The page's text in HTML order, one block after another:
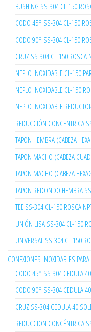
BUSHING SS-304 CL-150
CODO 45° SS-304 CL-150
CODO 90° SS-304 CL-150
CRUZ SS-304 CL-150 ROSCA
NEPLO INOXIDABLE CL-150
NEPLO INOXIDABLE CL-150
NEPLO INOXIDABLE
REDUCCIÓN CONCENTRICA
TAPON HEMBRA (CABEZA
TAPON MACHO (CABEZA
TAPON MACHO (CABEZA
TAPON REDONDO HEMBRA
TEE SS-304 CL-150 ROSCA
UNIÓN LISA SS-304 CL-150
UNIVERSAL SS-304 CL-150
CONEXIONES INOXIDABLES
CODO 45° SS-304 CEDULA
CODO 90° SS-304 CEDULA
CRUZ SS-304 CEDULA 40
REDUCCION CONCÉNTRICA